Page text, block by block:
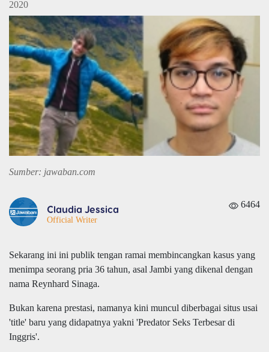
2020
Sumber: jawaban.com
Claudia Jessica
Official Writer
6464
Sekarang ini ini publik tengan ramai membincangkan kasus yang
menimpa seorang pria 36 tahun, asal Jambi yang dikenal dengan
nama Reynhard Sinaga.
Bukan karena prestasi, namanya kini muncul diberbagai situs usai
'title' baru yang didapatnya yakni 'Predator Seks Terbesar di
Inggris'.